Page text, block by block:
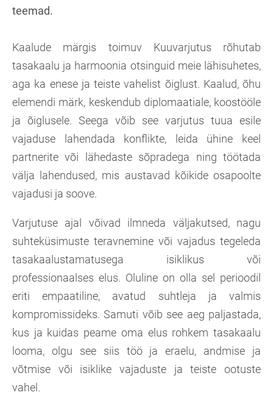
teemad.
Kaalude märgis toimuv Kuuvarjutus rõhutab
tasakaalu ja harmoonia otsinguid meie lähisuhetes,
aga ka enese ja teiste vahelist õiglust. Kaalud, õhu
elemendi märk, keskendub diplomaatiale, koostööle
ja õiglusele. Seega võib see varjutus tuua esile
vajaduse lahendada konflikte, leida ühine keel
partnerite või lähedaste sõpradega ning töötada
välja lahendused, mis austavad kõikide osapoolte
vajadusi ja soove.
Varjutuse ajal võivad ilmneda väljakutsed, nagu
suhteküsimuste teravnemine või vajadus tegeleda
tasakaalustamatusega isiklikus või
professionaalses elus. Oluline on olla sel perioodil
eriti empaatiline, avatud suhtleja ja valmis
kompromissideks. Samuti võib see aeg paljastada,
kus ja kuidas peame oma elus rohkem tasakaalu
looma, olgu see siis töö ja eraelu, andmise ja
võtmise või isiklike vajaduste ja teiste ootuste
vahel.